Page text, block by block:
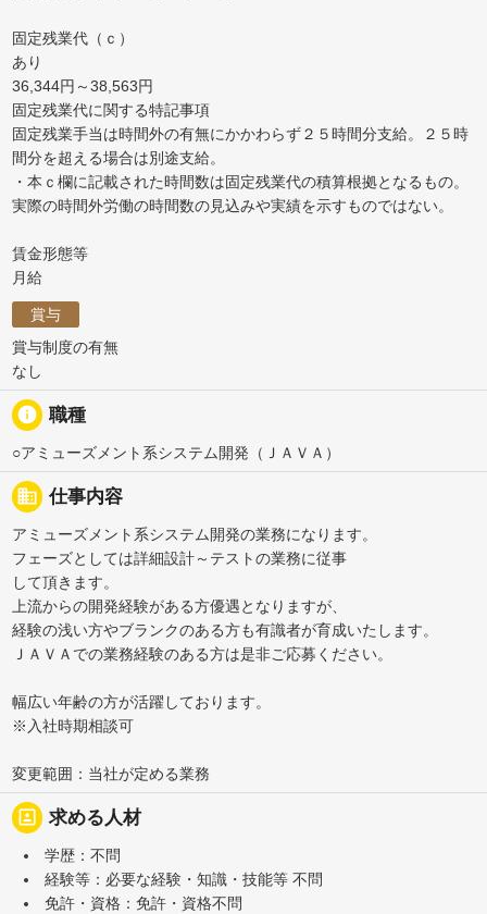
固定残業代（ｃ）
あり
36,344円～38,563円
固定残業代に関する特記事項
固定残業手当は時間外の有無にかかわらず２５時間分支給。２５時
間分を超える場合は別途支給。
・本ｃ欄に記載された時間数は固定残業代の積算根拠となるもの。
実際の時間外労働の時間数の見込みや実績を示すものではない。
賃金形態等
月給
賞与
賞与制度の有無
なし
info 職種
○アミューズメント系システム開発（ＪＡＶＡ）
business 仕事内容
アミューズメント系システム開発の業務になります。
フェーズとしては詳細設計～テストの業務に従事
して頂きます。
上流からの開発経験がある方優遇となりますが、
経験の浅い方やブランクのある方も有識者が育成いたします。
ＪＡＶＡでの業務経験のある方は是非ご応募ください。
幅広い年齢の方が活躍しております。
※入社時期相談可
変更範囲：当社が定める業務
portrait 求める人材
学歴：不問
経験等：必要な経験・知識・技能等 不問
免許・資格：免許・資格不問